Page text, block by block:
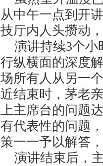
从中午一点到开
技厅内人头攒动
演讲持续3个小
行纵横面的深度
场所有人从另一
近结束时，茅老
上主席台的问题
有代表性的问题
策一一予以解答
演讲结束后，